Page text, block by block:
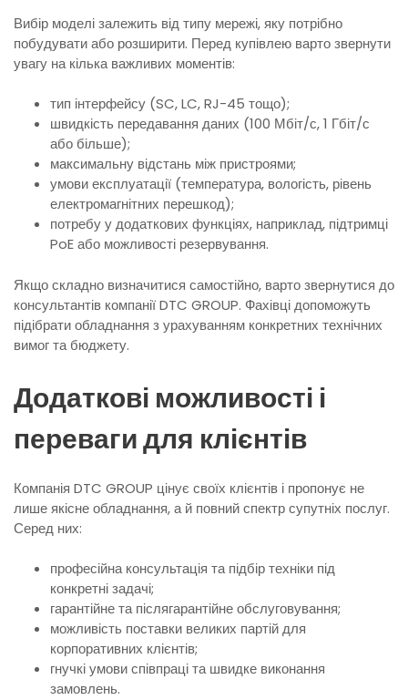
Вибір моделі залежить від типу мережі, яку потрібно
побудувати або розширити. Перед купівлею варто звернути
увагу на кілька важливих моментів:
тип інтерфейсу (SC, LC, RJ-45 тощо);
швидкість передавання даних (100 Мбіт/с, 1 Гбіт/с
або більше);
максимальну відстань між пристроями;
умови експлуатації (температура, вологість, рівень
електромагнітних перешкод);
потребу у додаткових функціях, наприклад, підтримці
PoE або можливості резервування.
Якщо складно визначитися самостійно, варто звернутися до
консультантів компанії DTC GROUP. Фахівці допоможуть
підібрати обладнання з урахуванням конкретних технічних
вимог та бюджету.
Додаткові можливості і
переваги для клієнтів
Компанія DTC GROUP цінує своїх клієнтів і пропонує не
лише якісне обладнання, а й повний спектр супутніх послуг.
Серед них:
професійна консультація та підбір техніки під
конкретні задачі;
гарантійне та післягарантійне обслуговування;
можливість поставки великих партій для
корпоративних клієнтів;
гнучкі умови співпраці та швидке виконання
замовлень.